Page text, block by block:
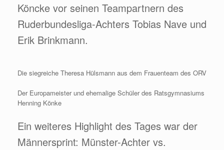
Köncke vor seinen Teampartnern des
Ruderbundesliga-Achters Tobias Nave und
Erik Brinkmann.
Die siegreiche Theresa Hülsmann aus dem Frauenteam des ORV
Der Europameister und ehemalige Schüler des Ratsgymnasiums
Henning Könke
Ein weiteres Highlight des Tages war der
Männersprint: Münster-Achter vs.